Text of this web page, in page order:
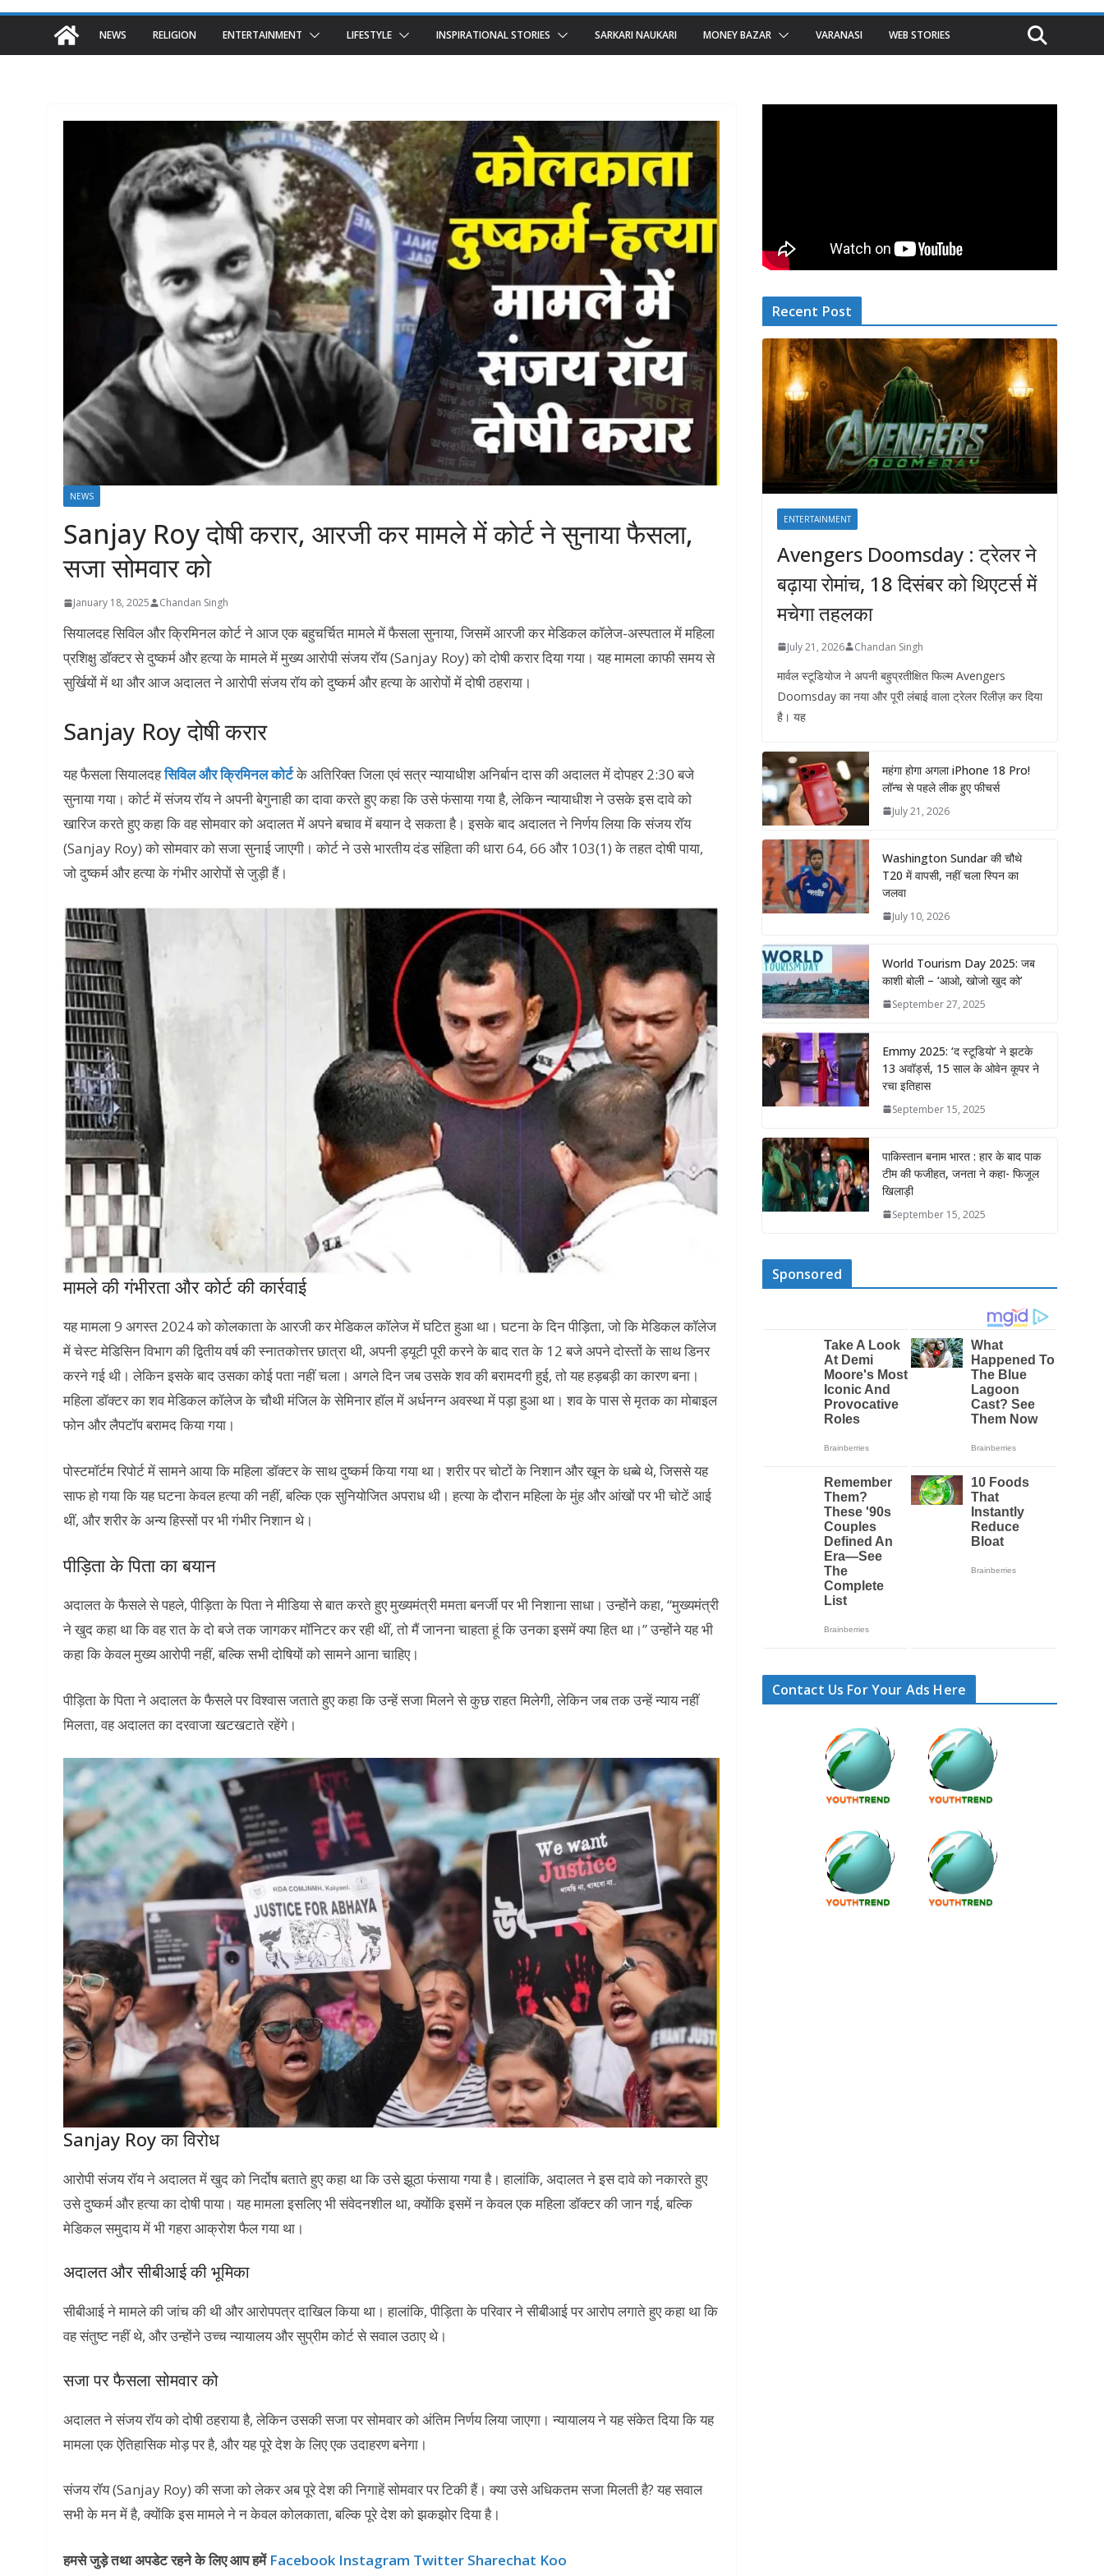
NEWS RELIGION ENTERTAINMENT LIFESTYLE INSPIRATIONAL STORIES SARKARI NAUKARI MONEY BAZAR VARANASI WEB STORIES
NEWS
Sanjay Roy दोषी करार, आरजी कर मामले में कोर्ट ने सुनाया फैसला,
सजा सोमवार को
January 18, 2025 Chandan Singh
सियालदह सिविल और क्रिमिनल कोर्ट ने आज एक बहुचर्चित मामले में फैसला सुनाया, जिसमें आरजी कर मेडिकल कॉलेज-अस्पताल में महिला
प्रशिक्षु डॉक्टर से दुष्कर्म और हत्या के मामले में मुख्य आरोपी संजय रॉय (Sanjay Roy) को दोषी करार दिया गया। यह मामला काफी समय से
सुर्खियों में था और आज अदालत ने आरोपी संजय रॉय को दुष्कर्म और हत्या के आरोपों में दोषी ठहराया।
Sanjay Roy दोषी करार
यह फैसला सियालदहसिविल और क्रिमिनल कोर्टके अतिरिक्त जिला एवं सत्र न्यायाधीश अनिर्बान दास की अदालत में दोपहर 2:30 बजे
सुनाया गया। कोर्ट में संजय रॉय ने अपनी बेगुनाही का दावा करते हुए कहा कि उसे फंसाया गया है, लेकिन न्यायाधीश ने उसके इस दावे को
खारिज करते हुए कहा कि वह सोमवार को अदालत में अपने बचाव में बयान दे सकता है। इसके बाद अदालत ने निर्णय लिया कि संजय रॉय
(Sanjay Roy) को सोमवार को सजा सुनाई जाएगी। कोर्ट ने उसे भारतीय दंड संहिता की धारा 64, 66 और 103(1) के तहत दोषी पाया,
जो दुष्कर्म और हत्या के गंभीर आरोपों से जुड़ी हैं।
मामले की गंभीरता और कोर्ट की कार्रवाई
यह मामला 9 अगस्त 2024 को कोलकाता के आरजी कर मेडिकल कॉलेज में घटित हुआ था। घटना के दिन पीड़िता, जो कि मेडिकल कॉलेज
में चेस्ट मेडिसिन विभाग की द्वितीय वर्ष की स्नातकोत्तर छात्रा थी, अपनी ड्यूटी पूरी करने के बाद रात के 12 बजे अपने दोस्तों के साथ डिनर
करने गई थी। लेकिन इसके बाद उसका कोई पता नहीं चला। अगले दिन जब उसके शव की बरामदगी हुई, तो यह हड़बड़ी का कारण बना।
महिला डॉक्टर का शव मेडिकल कॉलेज के चौथी मंजिल के सेमिनार हॉल में अर्धनग्न अवस्था में पड़ा हुआ था। शव के पास से मृतक का मोबाइल
फोन और लैपटॉप बरामद किया गया।
पोस्टमॉर्टम रिपोर्ट में सामने आया कि महिला डॉक्टर के साथ दुष्कर्म किया गया था। शरीर पर चोटों के निशान और खून के धब्बे थे, जिससे यह
साफ हो गया कि यह घटना केवल हत्या की नहीं, बल्कि एक सुनियोजित अपराध थी। हत्या के दौरान महिला के मुंह और आंखों पर भी चोटें आई
थीं, और शरीर के अन्य हिस्सों पर भी गंभीर निशान थे।
पीड़िता के पिता का बयान
अदालत के फैसले से पहले, पीड़िता के पिता ने मीडिया से बात करते हुए मुख्यमंत्री ममता बनर्जी पर भी निशाना साधा। उन्होंने कहा, “मुख्यमंत्री
ने खुद कहा था कि वह रात के दो बजे तक जागकर मॉनिटर कर रही थीं, तो मैं जानना चाहता हूं कि उनका इसमें क्या हित था।” उन्होंने यह भी
कहा कि केवल मुख्य आरोपी नहीं, बल्कि सभी दोषियों को सामने आना चाहिए।
पीड़िता के पिता ने अदालत के फैसले पर विश्वास जताते हुए कहा कि उन्हें सजा मिलने से कुछ राहत मिलेगी, लेकिन जब तक उन्हें न्याय नहीं
मिलता, वह अदालत का दरवाजा खटखटाते रहेंगे।
Sanjay Roy का विरोध
आरोपी संजय रॉय ने अदालत में खुद को निर्दोष बताते हुए कहा था कि उसे झूठा फंसाया गया है। हालांकि, अदालत ने इस दावे को नकारते हुए
उसे दुष्कर्म और हत्या का दोषी पाया। यह मामला इसलिए भी संवेदनशील था, क्योंकि इसमें न केवल एक महिला डॉक्टर की जान गई, बल्कि
मेडिकल समुदाय में भी गहरा आक्रोश फैल गया था।
अदालत और सीबीआई की भूमिका
सीबीआई ने मामले की जांच की थी और आरोपपत्र दाखिल किया था। हालांकि, पीड़िता के परिवार ने सीबीआई पर आरोप लगाते हुए कहा था कि
वह संतुष्ट नहीं थे, और उन्होंने उच्च न्यायालय और सुप्रीम कोर्ट से सवाल उठाए थे।
सजा पर फैसला सोमवार को
अदालत ने संजय रॉय को दोषी ठहराया है, लेकिन उसकी सजा पर सोमवार को अंतिम निर्णय लिया जाएगा। न्यायालय ने यह संकेत दिया कि यह
मामला एक ऐतिहासिक मोड़ पर है, और यह पूरे देश के लिए एक उदाहरण बनेगा।
संजय रॉय (Sanjay Roy) की सजा को लेकर अब पूरे देश की निगाहें सोमवार पर टिकी हैं। क्या उसे अधिकतम सजा मिलती है? यह सवाल
सभी के मन में है, क्योंकि इस मामले ने न केवल कोलकाता, बल्कि पूरे देश को झकझोर दिया है।
हमसे जुड़े तथा अपडेट रहने के लिए आप हमें Facebook Instagram Twitter Sharechat Koo
Recent Post
ENTERTAINMENT
Avengers Doomsday : ट्रेलर ने
बढ़ाया रोमांच, 18 दिसंबर को थिएटर्स में
मचेगा तहलका
July 21, 2026 Chandan Singh
मार्वल स्टूडियोज ने अपनी बहुप्रतीक्षित फिल्म Avengers
Doomsday का नया और पूरी लंबाई वाला ट्रेलर रिलीज़ कर दिया
है। यह
महंगा होगा अगला iPhone 18 Pro!
लॉन्च से पहले लीक हुए फीचर्स
July 21, 2026
Washington Sundar की चौथे
T20 में वापसी, नहीं चला स्पिन का
जलवा
July 10, 2026
World Tourism Day 2025: जब
काशी बोली – ‘आओ, खोजो खुद को’
September 27, 2025
Emmy 2025: ‘द स्टूडियो’ ने झटके
13 अवॉर्ड्स, 15 साल के ओवेन कूपर ने
रचा इतिहास
September 15, 2025
पाकिस्तान बनाम भारत : हार के बाद पाक
टीम की फजीहत, जनता ने कहा- फिजूल
खिलाड़ी
September 15, 2025
Sponsored
Contact Us For Your Ads Here